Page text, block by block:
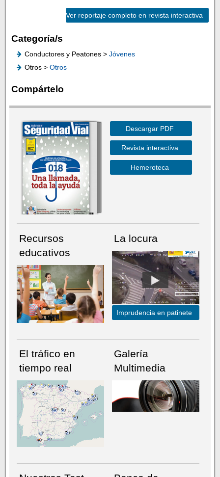
Ver reportaje completo en revista interactiva
Categoría/s
Conductores y Peatones > Jóvenes
Otros > Otros
Compártelo
NÚMERO ACTUALHEMEROTECA
Descargar PDF
Revista interactiva
Hemeroteca
Recursos
educativos
La locura
Imprudencia en patinete
El tráfico en
tiempo real
Galería
Multimedia